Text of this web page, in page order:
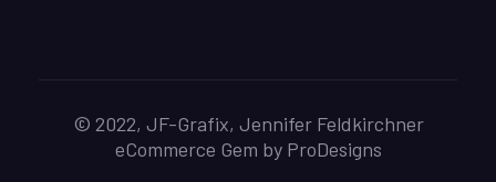
© 2022, JF-Grafix, Jennifer Feldkirchner
eCommerce Gem by ProDesigns